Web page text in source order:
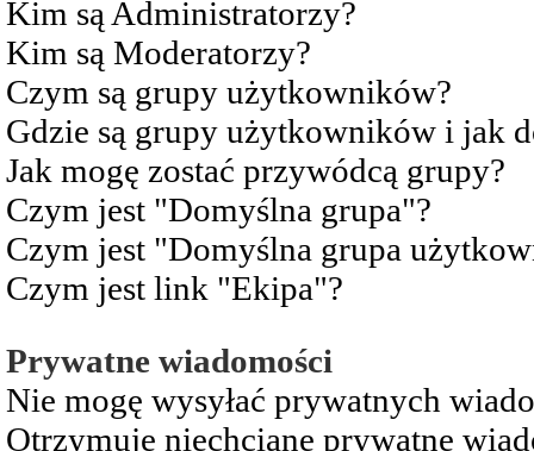
Kim są Administratorzy?
Kim są Moderatorzy?
Czym są grupy użytkowników?
Gdzie są grupy użytkowników i jak
Jak mogę zostać przywódcą grupy?
Czym jest "Domyślna grupa"?
Czym jest "Domyślna grupa
Czym jest link "Ekipa"?
Prywatne wiadomości
Nie mogę wysyłać prywatnych
Otrzymuję niechciane prywatne